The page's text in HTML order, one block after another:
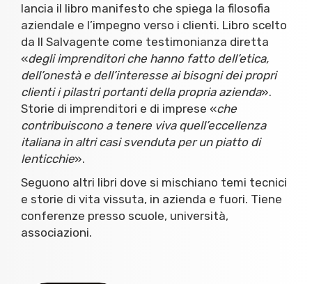
lancia il libro manifesto che spiega la filosofia
aziendale e l’impegno verso i clienti. Libro scelto
da Il Salvagente come testimonianza diretta
«degli imprenditori che hanno fatto dell’etica,
dell’onestà e dell’interesse ai bisogni dei propri
clienti i pilastri portanti della propria azienda».
Storie di imprenditori e di imprese «che
contribuiscono a tenere viva quell’eccellenza
italiana in altri casi svenduta per un piatto di
lenticchie».
Seguono altri libri dove si mischiano temi tecnici
e storie di vita vissuta, in azienda e fuori. Tiene
conferenze presso scuole, università,
associazioni.